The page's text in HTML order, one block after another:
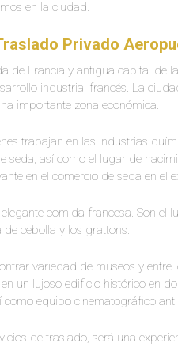
en la ciudad.
Privado
de Francia y antigua capital de
industrial francés. La
importante zona económica.
trabajan en las industrias
seda, así como el lugar de
en el comercio de seda en el
comida francesa. Son el
cebolla y los grattons.
variedad de museos y entre
un lujoso edificio histórico en
equipo cinematográfico
de traslado, será una